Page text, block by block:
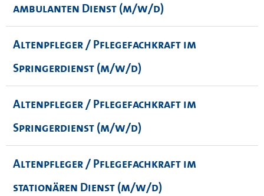
ambulanten Dienst (m/w/d)
Altenpfleger / Pflegefachkraft im
Springerdienst (m/w/d)
Altenpfleger / Pflegefachkraft im
Springerdienst (m/w/d)
Altenpfleger / Pflegefachkraft im
stationären Dienst (m/w/d)